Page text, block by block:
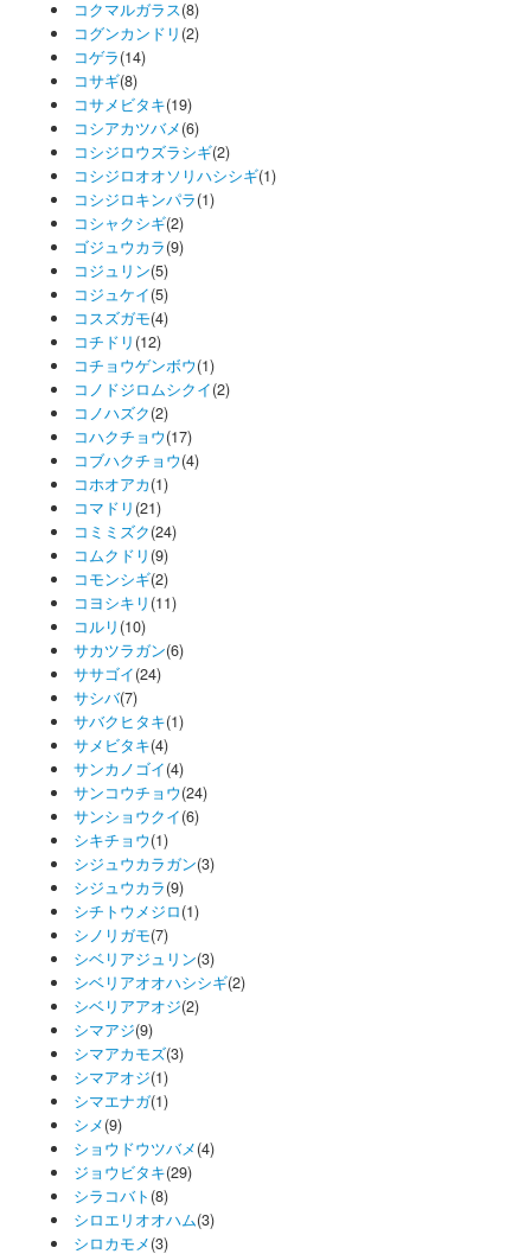
コクマルガラス(8)
コグンカンドリ (2)
コゲラ(14)
コサギ(8)
コサメビタキ(19)
コシアカツバメ(6)
コシジロウズラシギ(2)
コシジロオオソリハシシギ(1)
コシジロキンパラ(1)
コシャクシギ(2)
ゴジュウカラ(9)
コジュリン(5)
コジュケイ(5)
コスズガモ(4)
コチドリ (12)
コチョウゲンボウ(1)
コノドジロムシクイ(2)
コノハズク(2)
コハクチョウ(17)
コブハクチョウ(4)
コホオアカ(1)
コマドリ (21)
コミミズク(24)
コムクドリ (9)
コモンシギ(2)
コヨシキリ (11)
コルリ (10)
サカツラガン(6)
ササゴイ(24)
サシバ(7)
サバクヒタキ(1)
サメビタキ(4)
サンカノゴイ(4)
サンコウチョウ(24)
サンショウクイ(6)
シキチョウ(1)
シジュウカラガン(3)
シジュウカラ(9)
シチトウメジロ(1)
シノリガモ(7)
シベリアジュリン(3)
シベリアオオハシシギ(2)
シベリアアオジ(2)
シマアジ(9)
シマアカモズ(3)
シマアオジ(1)
シマエナガ(1)
シメ(9)
ショウドウツバメ(4)
ジョウビタキ(29)
シラコバト (8)
シロエリオオハム(3)
シロカモメ(3)